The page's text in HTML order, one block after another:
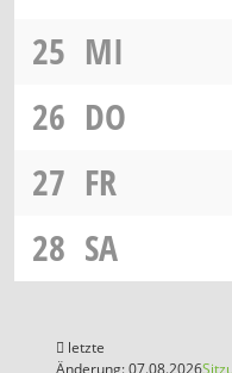
25 MI
26 DO
27 FR
28 SA
letzte
Änderung: 07.08.2026